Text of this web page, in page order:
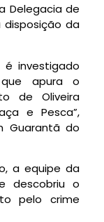
Delegacia de
da
investigado
apura o
de Oliveira
e Pesca”,
Guarantã do
a equipe da
descobriu o
pelo crime